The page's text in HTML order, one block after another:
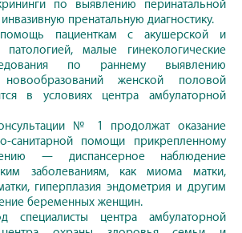
по выявлению перинатальной
пренатальную диагностику.
помощь пациенткам с акушерской и
патологией, малые гинекологические
по раннему выявлению
новообразований женской половой
в условиях центра амбулаторной
№ 1 продолжат оказание
санитарной помощи прикрепленному
— диспансерное наблюдение
заболеваниям, как миома матки,
гиперплазия эндометрия и другим
беременных женщин.
специалисты центра амбулаторной